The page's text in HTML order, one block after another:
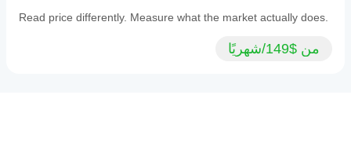
Pro
Read price differently. Measure what the market actually does.
من $149/شهريًا